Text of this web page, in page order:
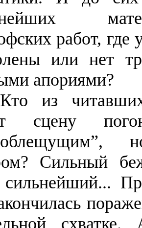
работ,
или нет
апориями?
из
сцену
Сильный